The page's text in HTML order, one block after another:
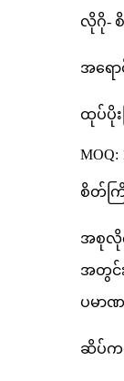
လိုဂို-
အရေ
ထုပ်ပိုး
MOQ:
စိတ်ကြို
အစုလိုက်
အတွင်
ပမာ
ဆိပ်ကမ်